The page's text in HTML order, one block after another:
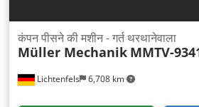
Lichtenfels 6,708 km
कंपन पीसने की मशीन - गर्त थरथानेवाला
Müller Mechanik MMTV-